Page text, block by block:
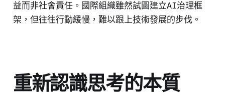
益而非社會責任。國際組織雖然試圖建立AI治理框
架，但往往行動緩慢，難以跟上技術發展的步伐。
重新認識思考的本質